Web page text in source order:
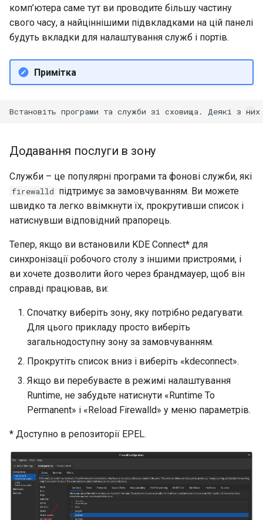
комп’ютера саме тут ви проводите більшу частину
свого часу, а найціннішими підвкладками на цій панелі
будуть вкладки для налаштування служб і портів.
Примітка
Додавання послуги в зону
Служби – це популярні програми та фонові служби, які
firewalld підтримує за замовчуванням. Ви можете
швидко та легко ввімкнути їх, прокрутивши список і
натиснувши відповідний прапорець.
Тепер, якщо ви встановили KDE Connect* для
синхронізації робочого столу з іншими пристроями, і
ви хочете дозволити його через брандмауер, щоб він
справді працював, ви:
Спочатку виберіть зону, яку потрібно редагувати.
Для цього прикладу просто виберіть
загальнодоступну зону за замовчуванням.
Прокрутіть список вниз і виберіть «kdeconnect».
Якщо ви перебуваєте в режимі налаштування
Runtime, не забудьте натиснути «Runtime To
Permanent» і «Reload Firewalld» у меню параметрів.
* Доступно в репозиторії EPEL.